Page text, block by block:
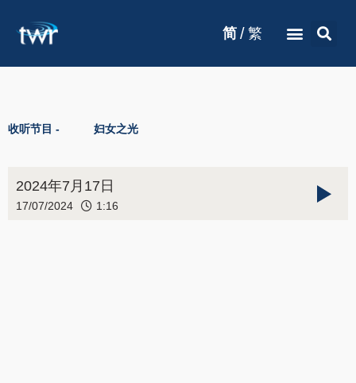
简 / 繁
收听节目 - 妇女之光
2024年7月17日
17/07/2024 1:16